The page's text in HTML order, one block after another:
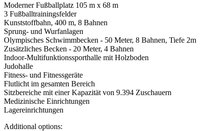
Moderner Fußballplatz 105 m x 68 m
3 Fußballtrainingsfelder
Kunststoffbahn, 400 m, 8 Bahnen
Sprung- und Wurfanlagen
Olympisches Schwimmbecken - 50 Meter, 8 Bahnen, Tiefe 2m
Zusätzliches Becken - 20 Meter, 4 Bahnen
Indoor-Multifunktionssporthalle mit Holzboden
Judohalle
Fitness- und Fitnessgeräte
Flutlicht im gesamten Bereich
Sitzbereiche mit einer Kapazität von 9.394 Zuschauern
Medizinische Einrichtungen
Lagereinrichtungen
Additional options: